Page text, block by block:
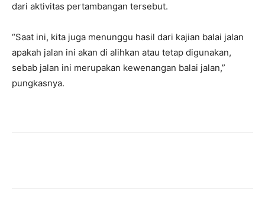
dari aktivitas pertambangan tersebut.
“Saat ini, kita juga menunggu hasil dari kajian balai jalan
apakah jalan ini akan di alihkan atau tetap digunakan,
sebab jalan ini merupakan kewenangan balai jalan,”
pungkasnya.